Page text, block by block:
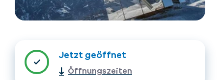
Jetzt geöffnet
Öffnungszeiten